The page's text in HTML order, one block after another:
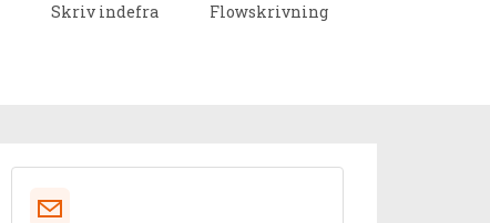
Skriv indefra Flowskrivning